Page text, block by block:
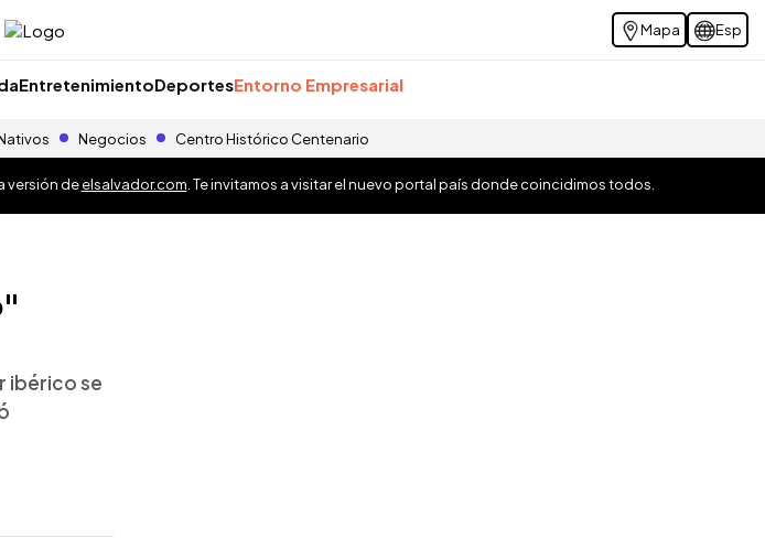
Mapa Esp
EntretenimientoDeportesEntorno Empresarial
Negocios Centro Histórico Centenario
versión deelsalvador.com . Te invitamos a visitar el nuevo portal país donde coincidimos todos.
ibérico se